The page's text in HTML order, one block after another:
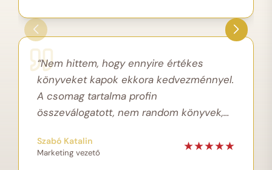
“Nem hittem, hogy ennyire értékes
könyveket kapok ekkora kedvezménnyel.
A csomag tartalma profin
összeválogatott, nem random könyvek,
Szabó Katalin
Marketing vezető ★★★★★